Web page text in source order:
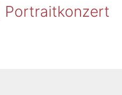
Portraitkonzert